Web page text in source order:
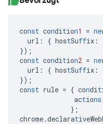
const condition1 = ne
url : { hostSuffix :
});
const condition2 = ne
url : { hostSuffix :
});
const rule = { condit
actions
} ;
chrome.declarat